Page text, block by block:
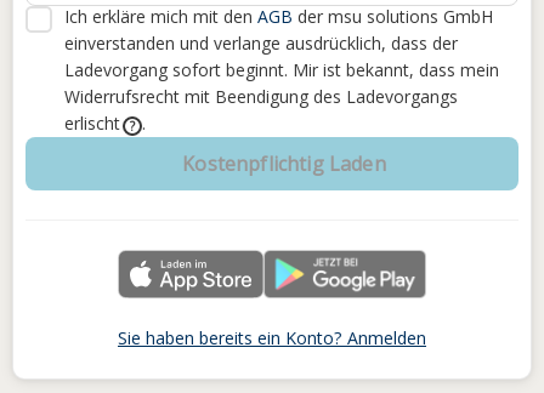
Ich erkläre mich mit den AGB der msu solutions GmbH
einverstanden und verlange ausdrücklich, dass der
Ladevorgang sofort beginnt. Mir ist bekannt, dass mein
Widerrufsrecht mit Beendigung des Ladevorgangs
erlischt
? .
Kostenpflichtig Laden
Sie haben bereits ein Konto? Anmelden